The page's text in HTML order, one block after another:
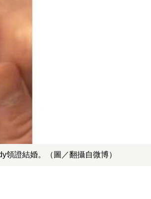
證結婚。（圖／翻攝自微博）